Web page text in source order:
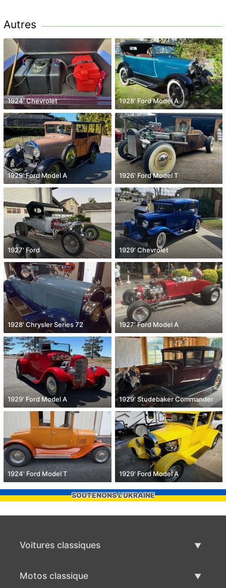
Autres
1924' Chevrolet 1928' Ford Model A
1929' Ford Model A 1926' Ford Model T
1927' Ford 1929' Chevrolet
1928' Chrysler Series 72 1927' Ford Model A
1929' Ford Model A 1929' Studebaker Commander
1924' Ford Model T 1929' Ford Model A
SOUTENONS L'UKRAINE
Voitures classiques
Motos classique